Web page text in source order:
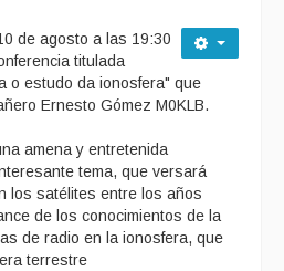
de agosto a las 19:30
titulada
o estudo da ionosfera" que
Ernesto Gómez M0KLB.
amena y entretenida
tema, que versará
los satélites entre los años
de los conocimientos de la
de radio en la ionosfera, que
terrestre